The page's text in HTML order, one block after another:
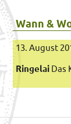
Wann &
13. August
Ringelai Das